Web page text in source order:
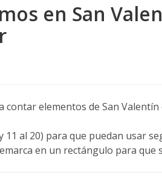
en San
contar elementos de San
11 al 20) para que puedan usar
en un rectángulo para que